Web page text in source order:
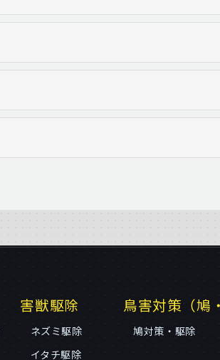
害獣駆除
ネズミ駆除
イタチ駆除
鳥害対策（鳩
鳩対策・駆除